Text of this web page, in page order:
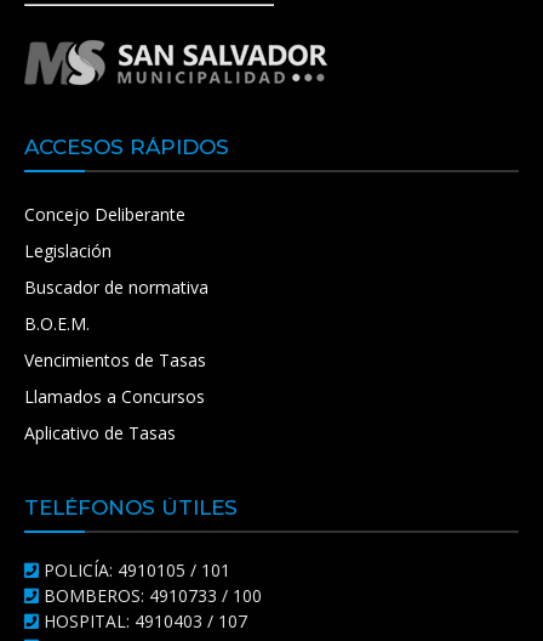
ACCESOS RÁPIDOS
Concejo Deliberante
Legislación
Buscador de normativa
B.O.E.M.
Vencimientos de Tasas
Llamados a Concursos
Aplicativo de Tasas
TELÉFONOS ÚTILES
POLICÍA: 4910105 / 101
BOMBEROS: 4910733 / 100
HOSPITAL: 4910403 / 107